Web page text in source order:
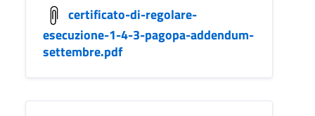
certificato-di-regolare-
esecuzione-1-4-3-pagopa-addendum-
settembre.pdf